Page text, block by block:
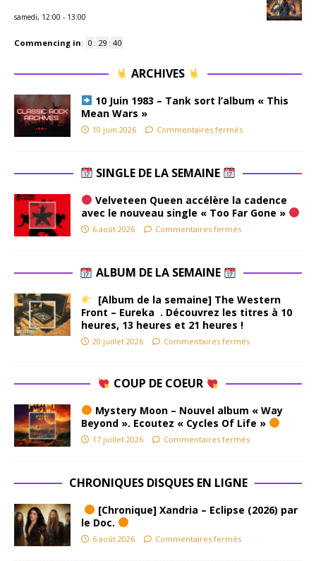
samedi, 12:00 - 13:00
Commencing in: 0 : 29 : 39
ARCHIVES
10 Juin 1983 – Tank sort l’album « This
Mean Wars »
10 juin 2026 Commentaires fermés
SINGLE DE LA SEMAINE
Velveteen Queen accélère la cadence
avec le nouveau single « Too Far Gone »
6 août 2026 Commentaires fermés
ALBUM DE LA SEMAINE
[Album de la semaine] The Western
Front – Eureka . Découvrez les titres à 10
heures, 13 heures et 21 heures !
20 juillet 2026 Commentaires fermés
COUP DE COEUR
Mystery Moon – Nouvel album « Way
Beyond ». Ecoutez « Cycles Of Life »
17 juillet 2026 Commentaires fermés
CHRONIQUES DISQUES EN LIGNE
[Chronique] Xandria – Eclipse (2026) par
le Doc.
6 août 2026 Commentaires fermés